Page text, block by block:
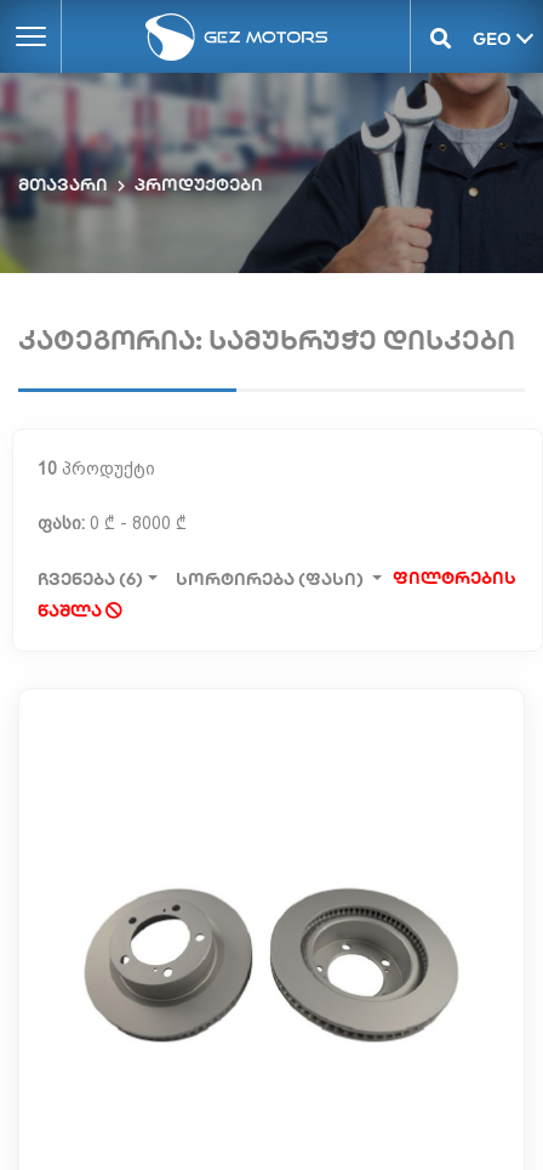
GEO
ENG
მთავარი პროდუქტები
კატეგორია: სამუხრუჭე დისკები
10 პროდუქტი
ფასი: 0 ₾ - 8000 ₾
ჩვენება (6) სორტირება (ფასი)
ფილტრების
წაშლა